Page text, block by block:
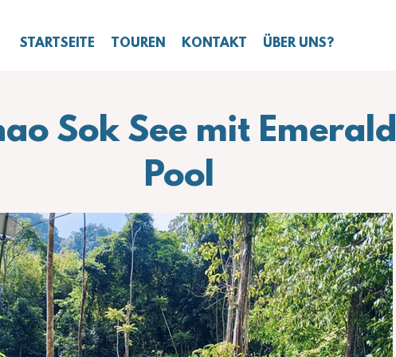
STARTSEITE TOUREN KONTAKT ÜBER UNS?
Sok See mit Emerald
Pool